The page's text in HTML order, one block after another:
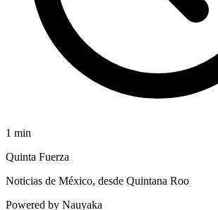
1 min
Quinta Fuerza
Noticias de México, desde Quintana Roo
Powered by Nauyaka